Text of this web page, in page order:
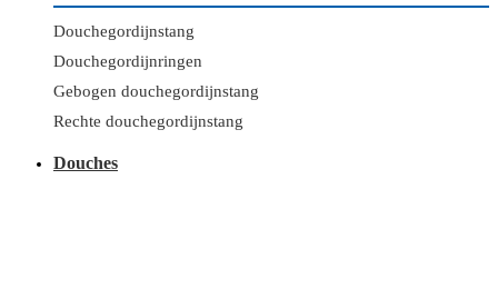
Douchegordijnstang
Douchegordijnringen
Gebogen douchegordijnstang
Rechte douchegordijnstang
Douches